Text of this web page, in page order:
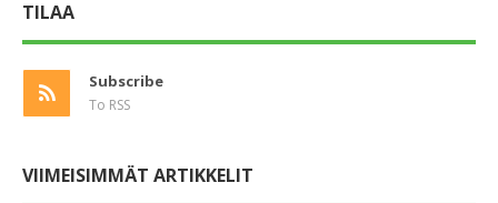
TILAA
Subscribe
To RSS
VIIMEISIMMÄT ARTIKKELIT